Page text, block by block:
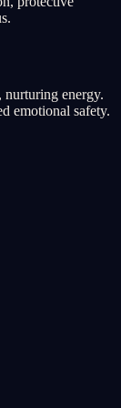
nurturing energy.
emotional safety.